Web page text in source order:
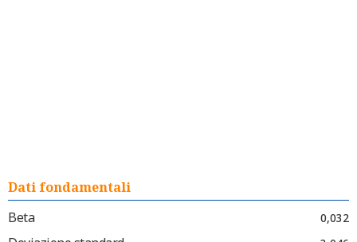
Dati fondamentali
Beta
0,032